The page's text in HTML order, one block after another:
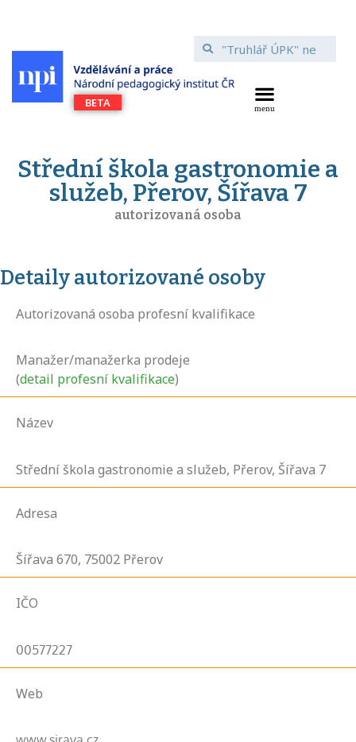
Střední škola gastronomie a
služeb, Přerov, Šířava 7
autorizovaná osoba
Detaily autorizované osoby
Autorizovaná osoba profesní kvalifikace
Manažer/manažerka prodeje
(detail profesní kvalifikace)
Název
Střední škola gastronomie a služeb, Přerov, Šířava 7
Adresa
Šířava 670, 75002 Přerov
IČO
00577227
Web